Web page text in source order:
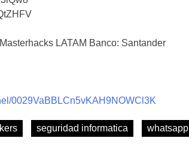
LATAM Banco: Santander
0029VaBBLCn5vKAH9NOWCl3K
seguridad informatica whatsapp